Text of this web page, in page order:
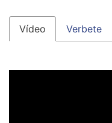
Vídeo Verbete